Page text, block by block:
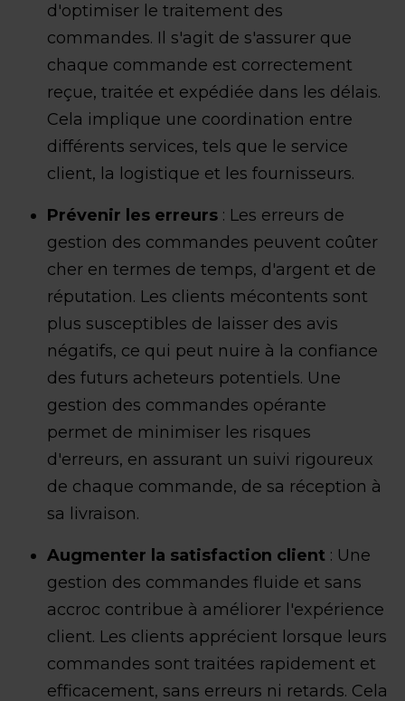
d'optimiser le traitement des
commandes. Il s'agit de s'assurer que
chaque commande est correctement
reçue, traitée et expédiée dans les délais.
Cela implique une coordination entre
différents services, tels que le service
client, la logistique et les fournisseurs.
Prévenir les erreurs : Les erreurs de
gestion des commandes peuvent coûter
cher en termes de temps, d'argent et de
réputation. Les clients mécontents sont
plus susceptibles de laisser des avis
négatifs, ce qui peut nuire à la confiance
des futurs acheteurs potentiels. Une
gestion des commandes opérante
permet de minimiser les risques
d'erreurs, en assurant un suivi rigoureux
de chaque commande, de sa réception à
sa livraison.
Augmenter la satisfaction client : Une
gestion des commandes fluide et sans
accroc contribue à améliorer l'expérience
client. Les clients apprécient lorsque leurs
commandes sont traitées rapidement et
efficacement, sans erreurs ni retards. Cela